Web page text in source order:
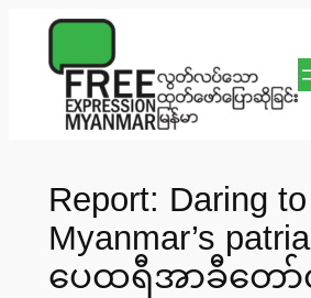
content
Report: Daring
Myanmar’s
ပေထရီအာခီတော်